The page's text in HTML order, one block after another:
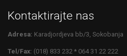
Kontaktirajte nas
Adresa: Karadjordjeva bb/3, Sokobanja
Tel/Fax: (018) 833 232 * 064 31 22 222